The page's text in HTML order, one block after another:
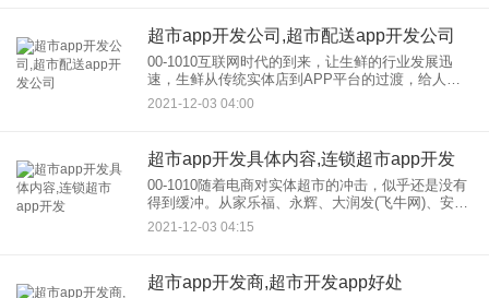
超市app开发公司,超市配送app开发公司
00-1010互联网时代的到来，让生鲜的行业发展迅
速，生鲜从传统实体店到APP平台的过渡，给人们
的日常生活带来了极大的便利。公司，开发-Wan东
丽表示，生鲜超市APP位于开发，享受送货上门服
2021-12-03 04:00
超市app开发具体内容,连锁超市app开发
00-1010随着电商对实体超市的冲击，似乎还是没有
得到缓冲。从家乐福、永辉、大润发(飞牛网)、安百
里到物美，他们都有自己的独立性。 App， 你可能
很久没去超市了。正是年轻消费者的大量
2021-12-03 04:15
超市app开发商,超市开发app好处